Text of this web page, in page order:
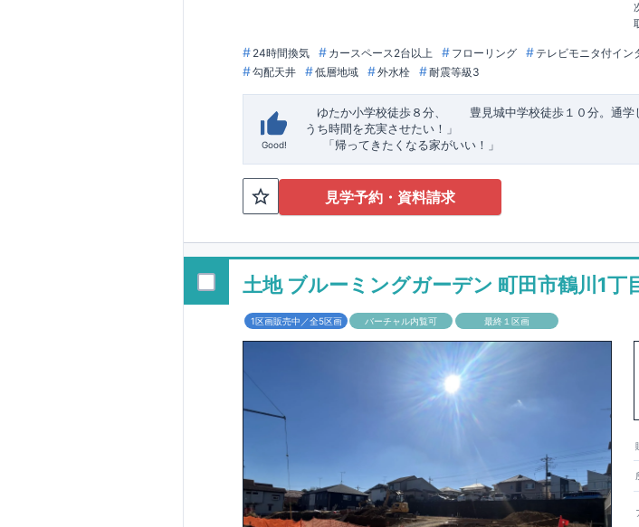
24時間換気 カースペース2台以上 フローリング テレビモニタ付イン
勾配天井
低層地域 外水栓 耐震等級3
Good!
ゆたか小学校徒歩８分、 豊見城中学校徒歩１０分。通
うち時間を充実させたい！」
「帰ってきたくなる家がいい！」
TEL:098-860-2201（火・水曜日定休日、年末年始休み）
配ボックス・玄関電子キー・浴室換気乾燥機・防犯ガラス
■１階廻りの構造材は防腐・防蟻性を確保するため、構造用集
す！
■長期優良住宅もっと詳しく 「いい家を作って、きちんと手
という考え方の下、 国が定めた7つの厳しい技術基準をクリア
長期優良住宅として認定を受けるためには、国が定めた下記
があります。東栄住宅は全棟でクリア！①耐震性②劣化対策
ルギー性⑥居住環境⑦維持保全管理
そのほかの魅力として、住宅ローン金利優遇、固定資産税の
性能を評価されています！図面を第三者機関へ提出します。外
回の現場検査が行われます。構造の安定、劣化の軽減
境・エネルギー消費量（断熱等性能）の必須4分野、空気環境
3
もっと詳しく 東栄住宅の建物は、国が定めた耐震最高等級
られた、｢数百年に一度発生する地震に対して、倒壊、崩壊し
当社こだわりの空間アイディアを ショート動画で
ご紹介しています。ここをクリック
見学予約・資料請求
土地 ブルーミングガーデン 町田市鶴川1丁
1区画販売中／全5区画 バーチャル内覧可 最終１区画